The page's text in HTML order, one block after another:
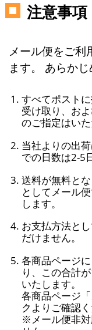
注意事項
メール便をご利
ます。 あらかじ
すべてポスト
受け取り、お
のご指定はいた
当社よりの出
での日数は2-5
送料が無料と
としてメール
します。
お支払方法と
だけません。
各商品ページ
り、この合計
いたします。
各商品ページ
クよりご確認く
※メール便非対